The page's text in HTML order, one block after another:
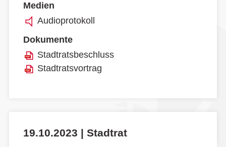
Medien
Audioprotokoll
Dokumente
Stadtratsbeschluss
Stadtratsvortrag
19.10.2023 | Stadtrat